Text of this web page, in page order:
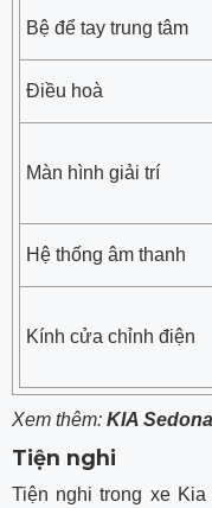
Bệ để tay trung tâm
Điều hoà
Màn hình giải trí
Hệ thống âm thanh
Kính cửa chỉnh điện
Xem thêm: KIA Sedona
Tiện nghi
Tiện nghi trong xe